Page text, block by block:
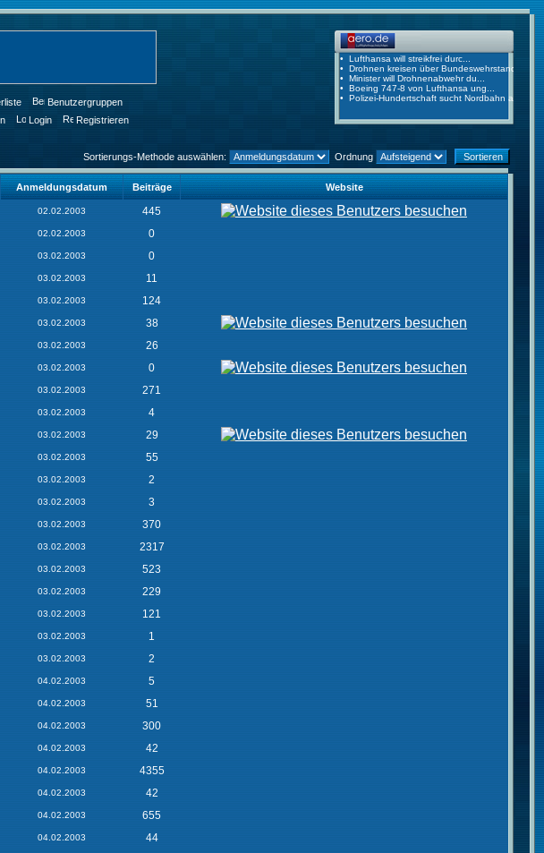
Benutzergruppen
Login Registrieren
Sortierungs-Methode auswählen: Ordnung
Anmeldungsdatum Beiträge Website
02.02.2003
445
02.02.2003
0
03.02.2003
0
03.02.2003
11
03.02.2003
124
03.02.2003
38
03.02.2003
26
03.02.2003
0
03.02.2003
271
03.02.2003
4
03.02.2003
29
03.02.2003
55
03.02.2003
2
03.02.2003
3
03.02.2003
370
03.02.2003
2317
03.02.2003
523
03.02.2003
229
03.02.2003
121
03.02.2003
1
03.02.2003
2
04.02.2003
5
04.02.2003
51
04.02.2003
300
04.02.2003
42
04.02.2003
4355
04.02.2003
42
04.02.2003
655
04.02.2003
44